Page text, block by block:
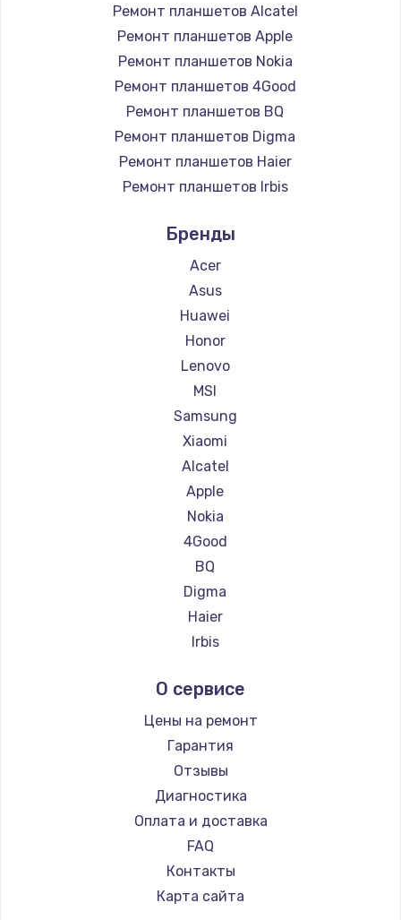
Ремонт планшетов Alcatel
Ремонт планшетов Apple
Ремонт планшетов Nokia
Ремонт планшетов 4Good
Ремонт планшетов BQ
Ремонт планшетов Digma
Ремонт планшетов Haier
Ремонт планшетов Irbis
Ремонт планшетов Microsoft
Ремонт планшетов BlackView
Ремонт планшетов Amazon
Ремонт планшетов Aquarius
Ремонт планшетов Philips
Ремонт планшетов Dell
Ремонт планшетов HP
Ремонт планшетов Getac
Ремонт планшетов ZTE
Ремонт планшетов Google
Ремонт планшетов Navitel
Ремонт планшетов Teclast
Ремонт планшетов CHUWI
Бренды
Acer
Asus
Huawei
Honor
Lenovo
MSI
Samsung
Xiaomi
Alcatel
Apple
Nokia
4Good
BQ
Digma
Haier
Irbis
Microsoft
BlackView
Amazon
Aquarius
Philips
Dell
HP
Getac
ZTE
О сервисе
Цены на ремонт
Гарантия
Отзывы
Диагностика
Оплата и доставка
FAQ
Контакты
Карта сайта